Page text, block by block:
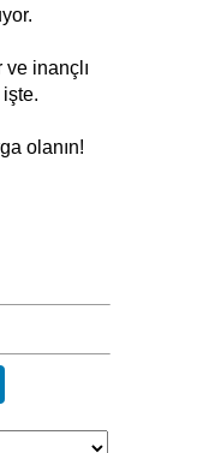
inançlı
olanın!